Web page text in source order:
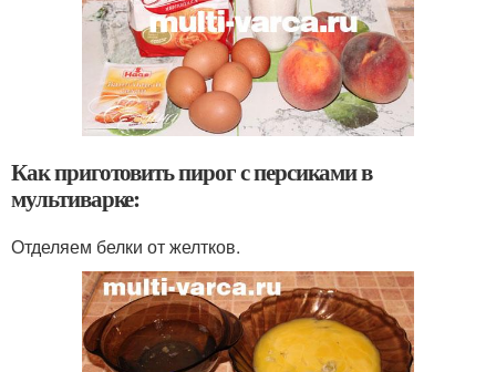
Как приготовить пирог с персиками в
мультиварке:
Отделяем белки от желтков.